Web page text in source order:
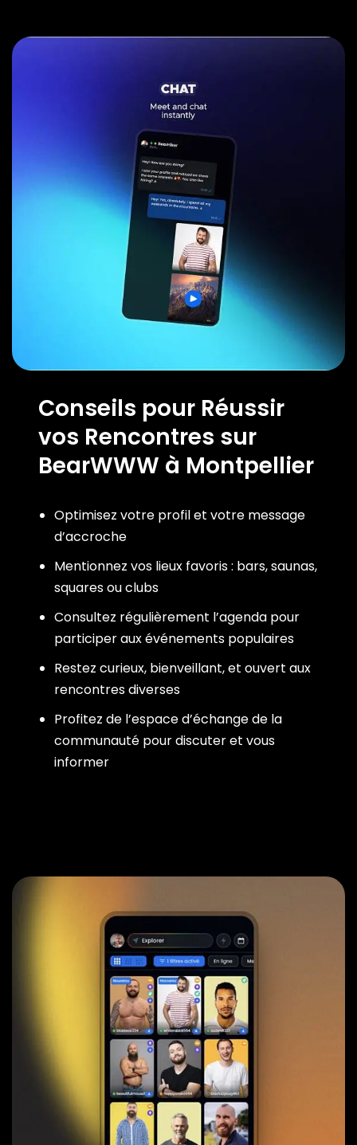
Conseils pour Réussir
vos Rencontres sur
BearWWW à Montpellier
Optimisez votre profil et votre message
d’accroche
Mentionnez vos lieux favoris : bars, saunas,
squares ou clubs
Consultez régulièrement l’agenda pour
participer aux événements populaires
Restez curieux, bienveillant, et ouvert aux
rencontres diverses
Profitez de l’espace d’échange de la
communauté pour discuter et vous
informer